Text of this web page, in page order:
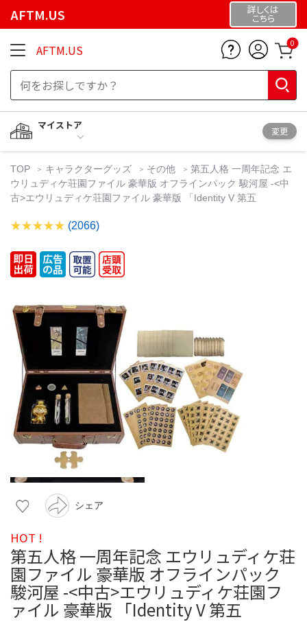
AFTM.US 詳しくは
こちら
AFTM.US 0
マイストア
変更
TOP キャラクターグッズ その他
第五人格 一周年記念 エ
ウリュディケ荘園ファイル 豪華版 オフラインパック 駿河屋 -<中
古>エウリュディケ荘園ファイル 豪華版 「Identity V 第五
(2066)
シェア
HOT !
第五人格 一周年記念 エウリュディケ荘
園ファイル 豪華版 オフラインパック
駿河屋 -<中古>エウリュディケ荘園フ
ァイル 豪華版 「Identity V 第五